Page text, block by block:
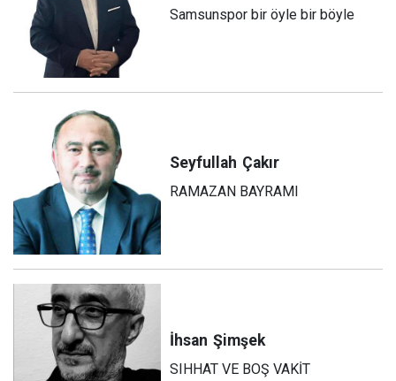
Samsunspor bir öyle bir böyle
Seyfullah Çakır
RAMAZAN BAYRAMI
İhsan Şimşek
SIHHAT VE BOŞ VAKİT